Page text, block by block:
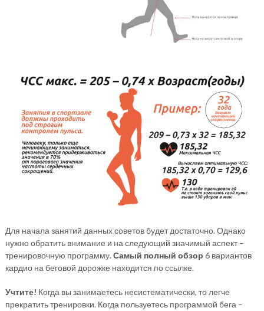
Для начала занятий данных советов будет достаточно. Однако
нужно обратить внимание и на следующий значимый аспект –
тренировочную программу.Самый полный обзор 6 вариантов
кардио на беговой дорожке находится по ссылке.
Учтите! Когда вы занимаетесь несистематически, то легче
прекратить тренировки. Когда пользуетесь программой бега –